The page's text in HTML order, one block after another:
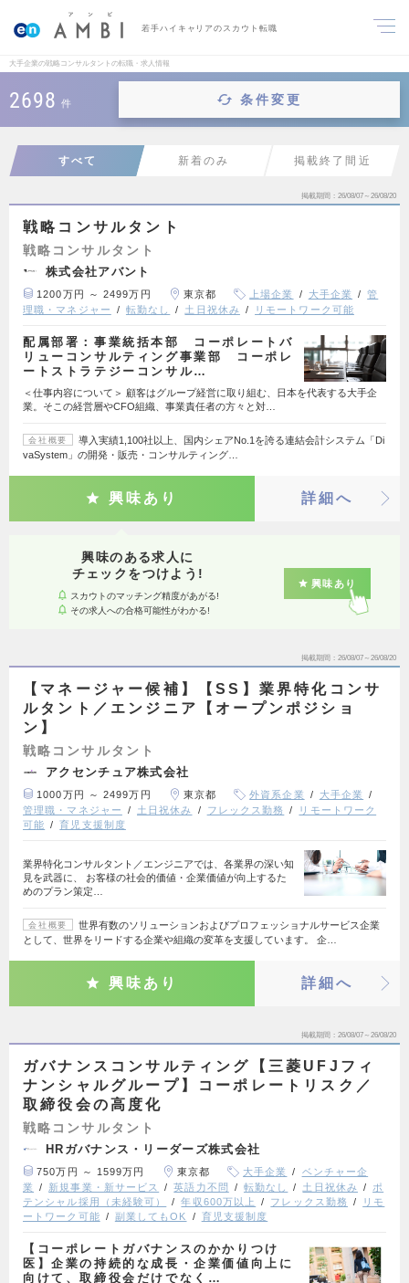
若手ハイキャリアのスカウト転職
大手企業の戦略コンサルタントの転職・求人情報
2698 件 条件変更
すべて 新着のみ 掲載終了間近
掲載期間 26/08/07～26/08/20
戦略コンサルタント
戦略コンサルタント
株式会社アバント
1200万円 ～ 2499万円 東京都 上場企業 大手企業
管
理職・マネジャー
転勤なし 土日祝休み リモートワーク可能
配属部署：事業統括本部 コーポレートバ
リューコンサルティング事業部 コーポレ
ートストラテジーコンサル…
＜仕事内容について＞ 顧客はグループ経営に取り組む、日本を代表する大手企
業。そこの経営層やCFO組織、事業責任者の方々と対…
会社概要
導入実績1,100社以上、国内シェアNo.1を誇る連結会計システム「Di
vaSystem」の開発・販売・コンサルティング…
興味あり 詳細へ
興味のある求人に
チェックをつけよう!
スカウトのマッチング精度があがる!
その求人への合格可能性がわかる!
興味あり
掲載期間 26/08/07～26/08/20
【マネージャー候補】【SS】業界特化コンサ
ルタント／エンジニア【オープンポジショ
ン】
戦略コンサルタント
アクセンチュア株式会社
1000万円 ～ 2499万円 東京都 外資系企業
大手企業
管理職・マネジャー
土日祝休み フレックス勤務
リモートワーク
可能
育児支援制度
業界特化コンサルタント／エンジニアでは、各業界の深い知
見を武器に、 お客様の社会的価値・企業価値が向上するた
めのプラン策定…
会社概要
世界有数のソリューションおよびプロフェッショナルサービス企業
として、世界をリードする企業や組織の変革を支援しています。 企…
興味あり 詳細へ
掲載期間 26/08/07～26/08/20
ガバナンスコンサルティング【三菱UFJフィ
ナンシャルグループ】コーポレートリスク／
取締役会の高度化
戦略コンサルタント
HRガバナンス・リーダーズ株式会社
750万円 ～ 1599万円 東京都 大手企業
ベンチャー企
業
新規事業・新サービス 英語力不問 転勤なし 土日祝休み
ポ
テンシャル採用（未経験可）
年収600万以上 フレックス勤務
リモ
ートワーク可能
副業してもOK 育児支援制度
【コーポレートガバナンスのかかりつけ
医】企業の持続的な成長・企業価値向上に
向けて、取締役会だけでなく…